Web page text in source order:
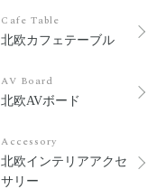
Cafe Table
北欧カフェテーブル
AV Board
北欧AVボード
Accessory
北欧インテリアアクセ
サリー